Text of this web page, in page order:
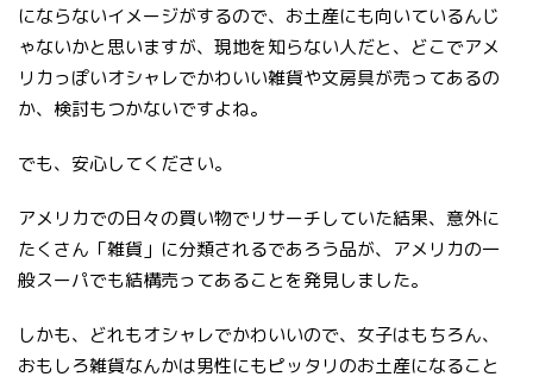
にならないイメージがするので、お土産にも向いているんじ
ゃないかと思いますが、現地を知らない人だと、どこでアメ
リカっぽいオシャレでかわいい雑貨や文房具が売ってあるの
か、検討もつかないですよね。
でも、安心してください。
アメリカでの日々の買い物でリサーチしていた結果、意外に
たくさん「雑貨」に分類されるであろう品が、アメリカの一
般スーパでも結構売ってあることを発見しました。
しかも、どれもオシャレでかわいいので、女子はもちろん、
おもしろ雑貨なんかは男性にもピッタリのお土産になること